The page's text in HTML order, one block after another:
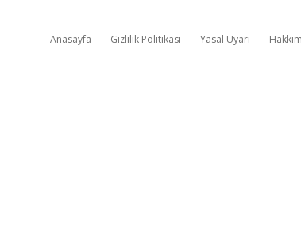
Anasayfa Gizlilik Politikası Yasal Uyarı